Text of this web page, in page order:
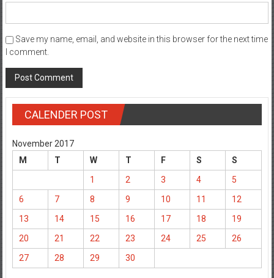
Save my name, email, and website in this browser for the next time
I comment.
CALENDER POST
November 2017
M
T W T F S
S
1
2 3 4
5
6
7 8 9 10 11
12
13
14 15 16 17 18
19
20
21 22 23 24 25
26
27
28 29 30